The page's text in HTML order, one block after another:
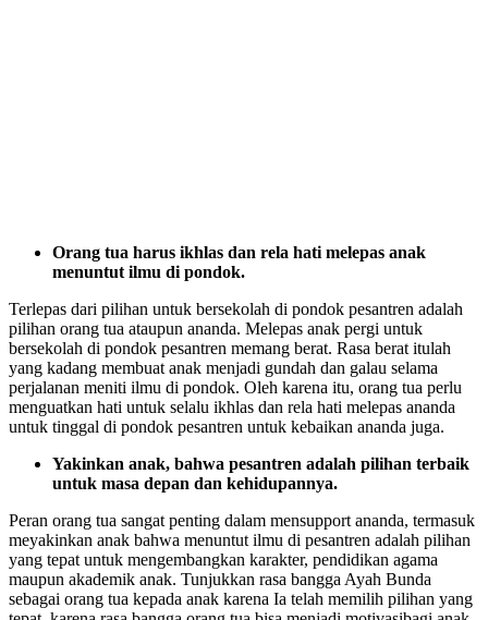
Orang tua harus ikhlas dan rela hati melepas anak
menuntut ilmu di pondok.
Terlepas dari pilihan untuk bersekolah di pondok pesantren adalah
pilihan orang tua ataupun ananda. Melepas anak pergi untuk
bersekolah di pondok pesantren memang berat. Rasa berat itulah
yang kadang membuat anak menjadi gundah dan galau selama
perjalanan meniti ilmu di pondok. Oleh karena itu, orang tua perlu
menguatkan hati untuk selalu ikhlas dan rela hati melepas ananda
untuk tinggal di pondok pesantren untuk kebaikan ananda juga.
Yakinkan anak, bahwa pesantren adalah pilihan terbaik
untuk masa depan dan kehidupannya.
Peran orang tua sangat penting dalam mensupport ananda, termasuk
meyakinkan anak bahwa menuntut ilmu di pesantren adalah pilihan
yang tepat untuk mengembangkan karakter, pendidikan agama
maupun akademik anak. Tunjukkan rasa bangga Ayah Bunda
sebagai orang tua kepada anak karena Ia telah memilih pilihan yang